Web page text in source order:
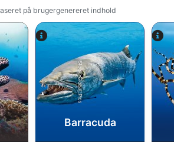
på brugergenereret indhold
iStock-Global_Pics
Barracuda